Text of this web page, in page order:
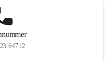
64712